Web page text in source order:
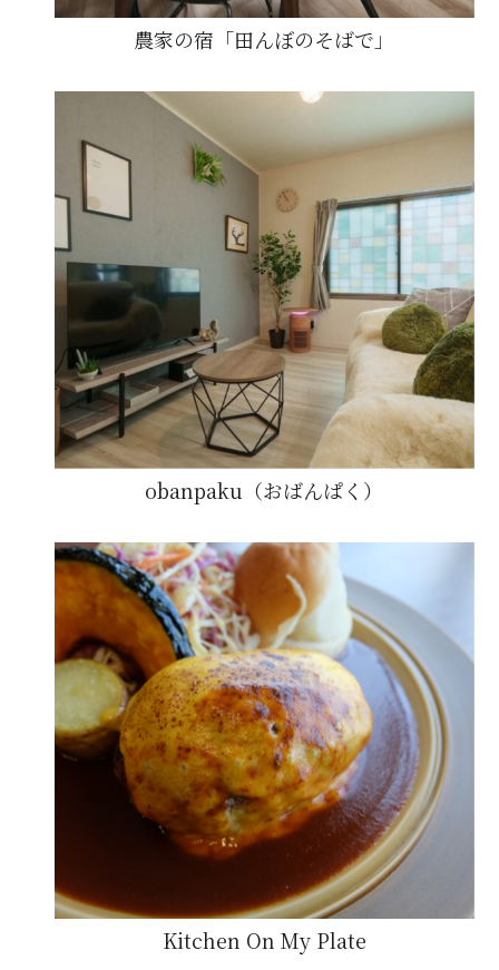
農家の宿「田んぼのそばで」
obanpaku（おばんぱく）
Kitchen On My Plate